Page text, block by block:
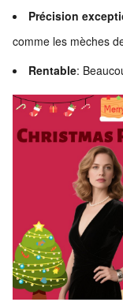
Précision
comme les mèches
Rentable: